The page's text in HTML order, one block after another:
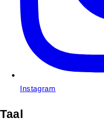
Instagram
Taal